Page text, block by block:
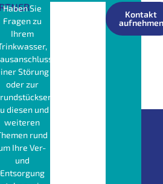
Haben Sie
Fragen zu
Ihrem
Störung
oder zur
diesen und
weiteren
rund
Ihre Ver-
und
Entsorgung
Kontakt
aufnehmen